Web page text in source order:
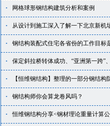
· 网格球形钢结构建筑分析和案例
· 从设计到施工深入了解一下北京新机
· 钢结构装配式住宅各省份的工作目标
· 保定斜拉桥转体成功、“亚洲第一跨”
· 【恒维钢结构】整理的一部分钢结
· 钢结构师你会算龙卷风吗？
· 恒维钢结构分享<钢材理论重量计算